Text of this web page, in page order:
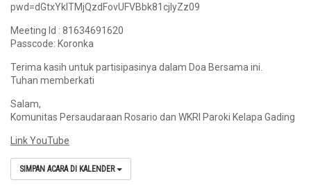
pwd=dGtxYklTMjQzdFovUFVBbk81cjlyZz09
Meeting Id : 81634691620
Passcode: Koronka
Terima kasih untuk partisipasinya dalam Doa Bersama ini.
Tuhan memberkati
Salam,
Komunitas Persaudaraan Rosario dan WKRI Paroki Kelapa Gading
Link YouTube
SIMPAN ACARA DI KALENDER